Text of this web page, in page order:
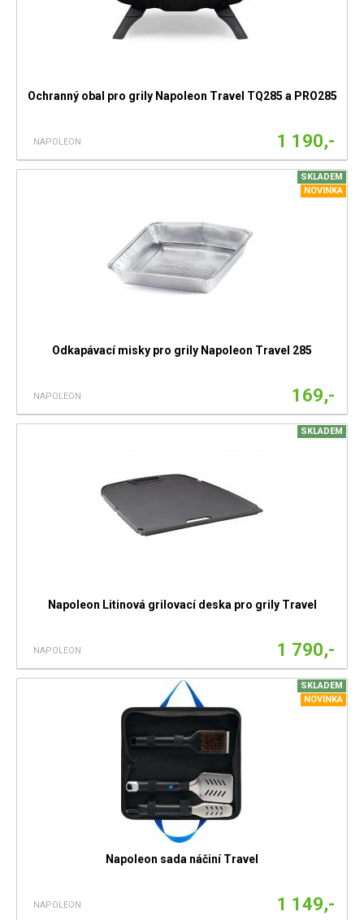
Ochranný obal pro grily Napoleon Travel TQ285 a PRO285
NAPOLEON 1 190,-
SKLADEM
NOVINKA
Odkapávací misky pro grily Napoleon Travel 285
NAPOLEON 169,-
SKLADEM
Napoleon Litinová grilovací deska pro grily Travel
NAPOLEON 1 790,-
SKLADEM
NOVINKA
Napoleon sada náčiní Travel
NAPOLEON 1 149,-